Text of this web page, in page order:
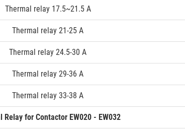
Thermal relay 17.5~21.5 A
Thermal relay 21-25 A
Thermal relay 24.5-30 A
Thermal relay 29-36 A
Thermal relay 33-38 A
Relay for Contactor EW020 - EW032